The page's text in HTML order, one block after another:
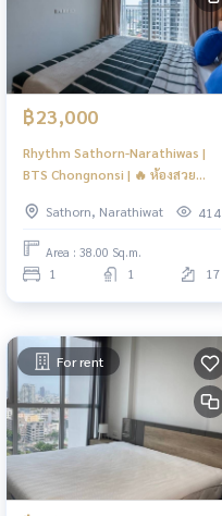
฿23,000
Rhythm Sathorn-Narathiwas |
BTS Chongnonsi | 🔥 ห้องสวย
ไฟฟ้าครบ พร้อมอยู่ ทำเลดีใกล้
รถไฟฟ้ามากกก🔥 | #HL
Sathorn, Narathiwat 414
Area : 38.00 Sq.m.
1 1 17
For rent